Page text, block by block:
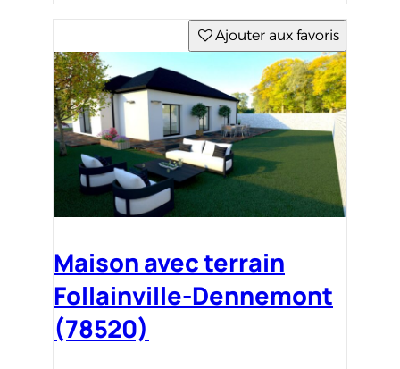
Ajouter aux favoris
Maison avec terrain
Follainville-Dennemont
(78520)